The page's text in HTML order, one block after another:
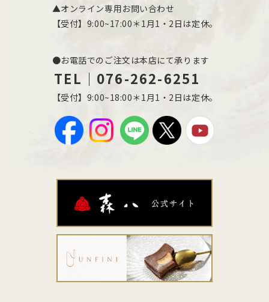
▲オンライン専用お問い合わせ
【受付】9:00~17:00＊1月1・2日は定休。
●お電話でのご注文は本店にて承ります
TEL｜076-262-6251
【受付】9:00~18:00＊1月1・2日は定休。